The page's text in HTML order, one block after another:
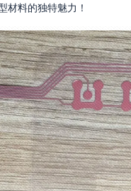
材料的独特魅力！